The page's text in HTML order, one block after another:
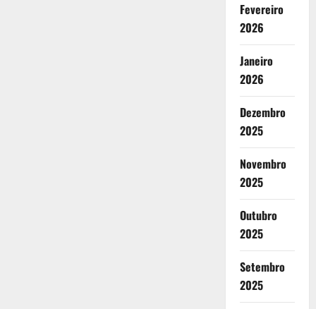
Fevereiro
2026
Janeiro
2026
Dezembro
2025
Novembro
2025
Outubro
2025
Setembro
2025